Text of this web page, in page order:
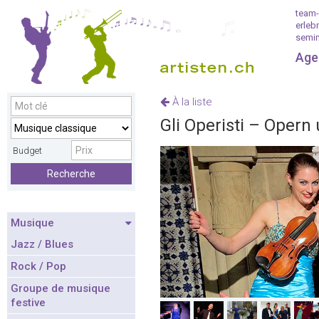
Budget
Recherche
Musique
Jazz / Blues
Rock / Pop
Groupe de musique
festive
À la liste
Gli Operisti – Opern